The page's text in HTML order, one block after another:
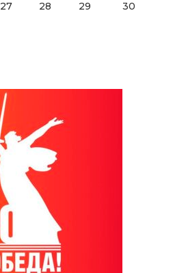
27 28 29
30